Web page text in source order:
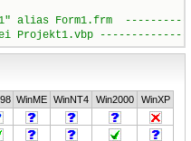
WinME WinNT4 Win2000
WinXP